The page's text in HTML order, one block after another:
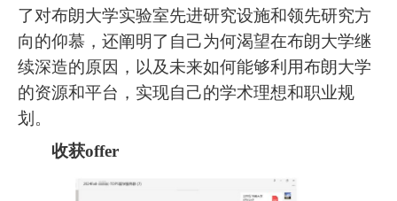
了对布朗大学实验室先进研究设施和领先研究方
向的仰慕，还阐明了自己为何渴望在布朗大学继
续深造的原因，以及未来如何能够利用布朗大学
的资源和平台，实现自己的学术理想和职业规
划。
收获offer